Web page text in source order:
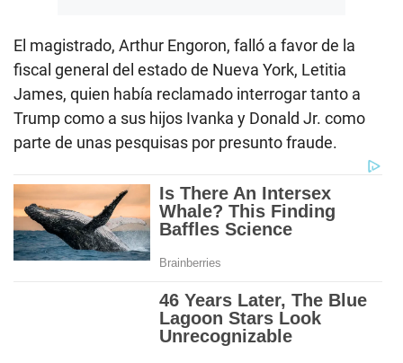
El magistrado, Arthur Engoron, falló a favor de la
fiscal general del estado de Nueva York, Letitia
James, quien había reclamado interrogar tanto a
Trump como a sus hijos Ivanka y Donald Jr. como
parte de unas pesquisas por presunto fraude.